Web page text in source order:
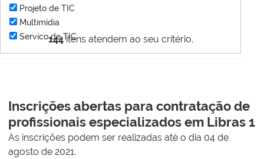
144itens atendem ao seu critério.
Projeto de TIC
Multimídia
Servico de TIC
Inscrições abertas para contratação de
profissionais especializados em Libras 1
As inscrições podem ser realizadas até o dia 04 de
agosto de 2021.